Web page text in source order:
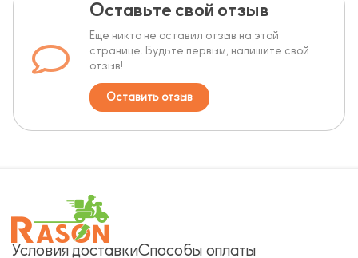
Оставьте свой отзыв
Еще никто не оставил отзыв на этой
странице. Будьте первым, напишите свой
отзыв!
Оставить отзыв
Условия доставкиСпособы оплаты